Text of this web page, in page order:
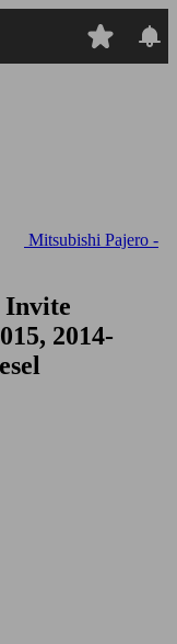
Mitsubishi Pajero -
Invite
2014-